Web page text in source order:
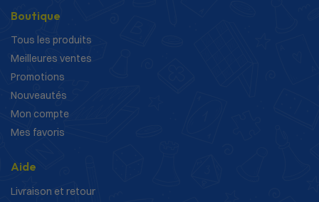
Boutique
Tous les produits
Meilleures ventes
Promotions
Nouveautés
Mon compte
Mes favoris
Aide
Livraison et retour